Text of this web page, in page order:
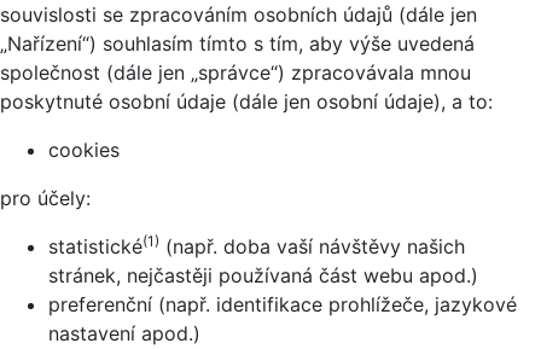
souvislosti se zpracováním osobních údajů (dále jen
„Nařízení“) souhlasím tímto s tím, aby výše uvedená
společnost (dále jen „správce“) zpracovávala mnou
poskytnuté osobní údaje (dále jen osobní údaje), a to:
cookies
pro účely:
statistické(1) (např. doba vaší návštěvy našich
stránek, nejčastěji používaná část webu apod.)
preferenční (např. identifikace prohlížeče, jazykové
nastavení apod.)